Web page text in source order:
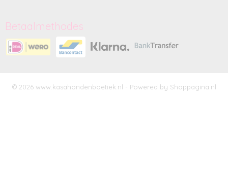
Betaalmethodes
© 2026 www.kasahondenboetiek.nl - Powered by Shoppagina.nl